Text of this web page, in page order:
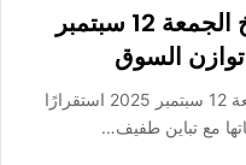
أسعار القطن في مصر بتاريخ الجمعة 12 سبتمبر
شهدت أسعار القطن في مصر يوم الجمعة 12 سبتمبر 2025 استقرارًا
مع تباين طفيف…